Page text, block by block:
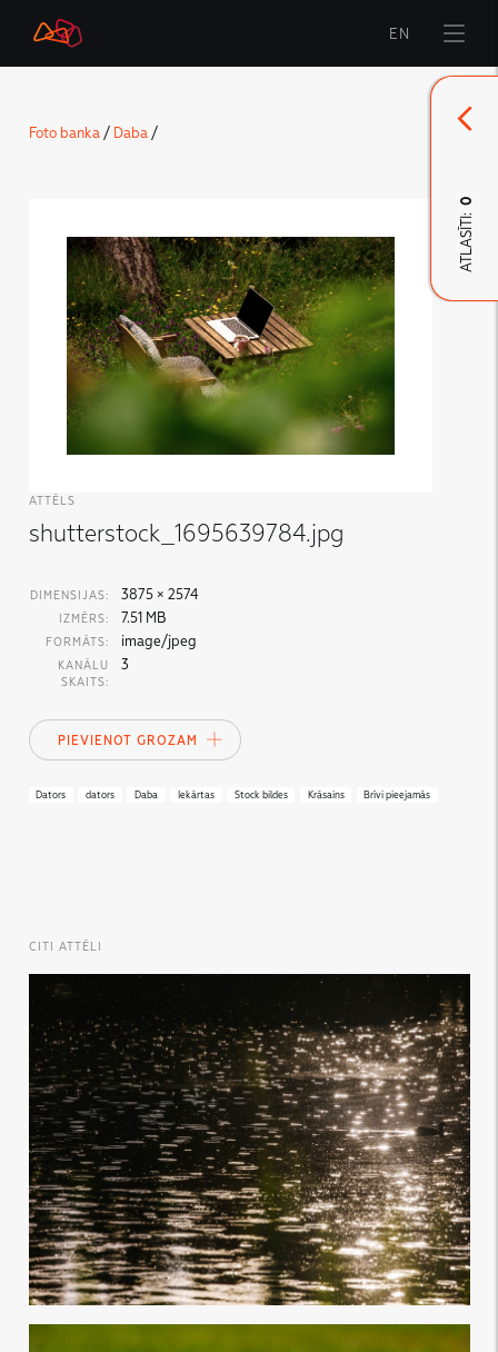
Sākums
LMT Karte
LMT Innovations
LMT Defence
Lejupielāde un jaunumi
Izstrādātie materiāli
EN
Foto banka/ Daba/
ATTĒLS
shutterstock_1695639784.jpg
DIMENSIJAS: 3875 × 2574
IZMĒRS: 7.51 MB
FORMĀTS: image/jpeg
KANĀLU
SKAITS:
3
PIEVIENOT GROZAM
Dators dators Daba Iekārtas Stock bildes Krāsains Brīvi pieejamās
CITI ATTĒLI
ATLASĪTI:
0